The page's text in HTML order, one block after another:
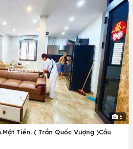
5
Tiền. ( Trần Quốc Vượng )Cầu